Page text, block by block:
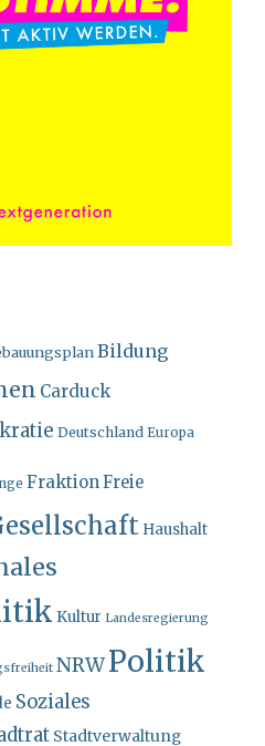
Bildung
Carduck
Deutschland Europa
FraktionFreie
Haushalt
Kultur Landesregierung
NRWPolitik
Soziales
Stadtverwaltung